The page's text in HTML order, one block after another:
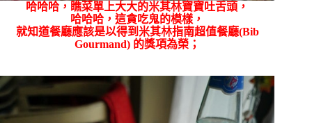
哈哈哈，瞧菜單上大大的米其林寶寶吐舌頭，
哈哈哈，這貪吃鬼的模樣，
就知道餐廳應該是以得到米其林指南超值餐廳(Bib
Gourmand) 的獎項為榮；